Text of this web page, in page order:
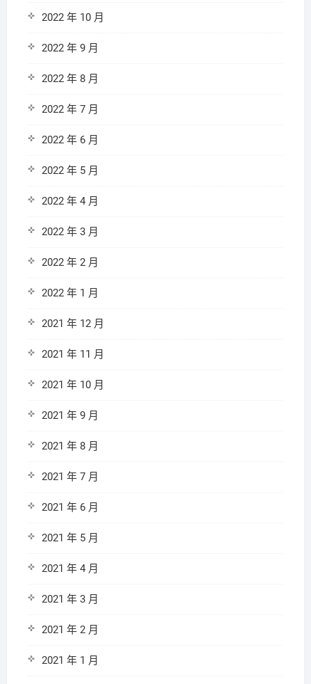
2022 年 10 月
2022 年 9 月
2022 年 8 月
2022 年 7 月
2022 年 6 月
2022 年 5 月
2022 年 4 月
2022 年 3 月
2022 年 2 月
2022 年 1 月
2021 年 12 月
2021 年 11 月
2021 年 10 月
2021 年 9 月
2021 年 8 月
2021 年 7 月
2021 年 6 月
2021 年 5 月
2021 年 4 月
2021 年 3 月
2021 年 2 月
2021 年 1 月